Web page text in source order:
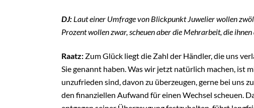
DJ: Laut einer Umfrage von Blickpunkt Juwelier wollen
Prozent wollen zwar, scheuen aber die Mehrarbeit, die
Raatz: Zum Glück liegt die Zahl der Händler, die uns
Sie genannt haben. Was wir jetzt natürlich machen, ist
unzufrieden sind, davon zu überzeugen, gerne bei uns
den finanziellen Aufwand für einen Wechsel scheuen.